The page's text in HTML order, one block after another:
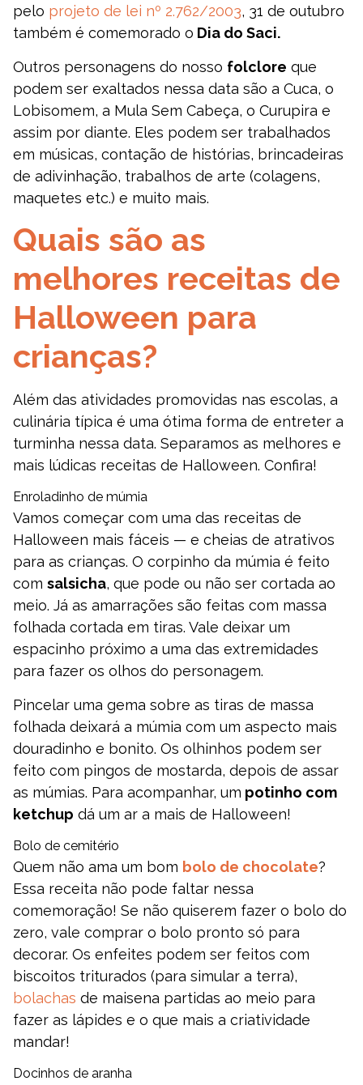
pelo projeto de lei nº 2.762/2003, 31 de outubro
também é comemorado o Dia do Saci.
Outros personagens do nosso folclore que
podem ser exaltados nessa data são a Cuca, o
Lobisomem, a Mula Sem Cabeça, o Curupira e
assim por diante. Eles podem ser trabalhados
em músicas, contação de histórias, brincadeiras
de adivinhação, trabalhos de arte (colagens,
maquetes etc.) e muito mais.
Quais são as
melhores receitas de
Halloween para
crianças?
Além das atividades promovidas nas escolas, a
culinária típica é uma ótima forma de entreter a
turminha nessa data. Separamos as melhores e
mais lúdicas receitas de Halloween. Confira!
Enroladinho de múmia
Vamos começar com uma das receitas de
Halloween mais fáceis — e cheias de atrativos
para as crianças. O corpinho da múmia é feito
com salsicha, que pode ou não ser cortada ao
meio. Já as amarrações são feitas com massa
folhada cortada em tiras. Vale deixar um
espacinho próximo a uma das extremidades
para fazer os olhos do personagem.
Pincelar uma gema sobre as tiras de massa
folhada deixará a múmia com um aspecto mais
douradinho e bonito. Os olhinhos podem ser
feito com pingos de mostarda, depois de assar
as múmias. Para acompanhar, um potinho com
ketchup dá um ar a mais de Halloween!
Bolo de cemitério
Quem não ama um bom bolo de chocolate?
Essa receita não pode faltar nessa
comemoração! Se não quiserem fazer o bolo do
zero, vale comprar o bolo pronto só para
decorar. Os enfeites podem ser feitos com
biscoitos triturados (para simular a terra),
bolachas de maisena partidas ao meio para
fazer as lápides e o que mais a criatividade
mandar!
Docinhos de aranha